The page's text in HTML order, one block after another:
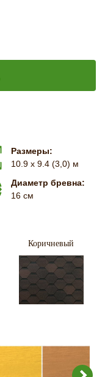
Размеры:
10.9 х 9.4 (3,0) м
Диаметр бревна:
16 см
Коричневый